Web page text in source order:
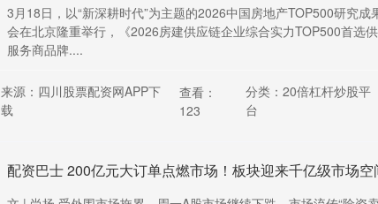
3月18日，以“新深耕时代”为主题的2026中国房地产TOP500研究成
会在北京隆重举行，《2026房建供应链企业综合实力TOP500首选
服务商品牌....
来源：四川股票配资网APP下
载
查看：
123
分类：20倍杠杆炒股平
台
配资巴士 200亿元大订单点燃市场！板块迎来千亿级市场空